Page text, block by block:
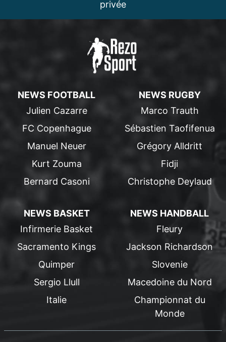
privée
NEWS FOOTBALL
Julien Cazarre
FC Copenhague
Manuel Neuer
Kurt Zouma
Bernard Casoni
NEWS RUGBY
Marco Trauth
Sébastien Taofifenua
Grégory Alldritt
Fidji
Christophe Deylaud
NEWS BASKET
Infirmerie Basket
Sacramento Kings
Quimper
Sergio Llull
Italie
NEWS HANDBALL
Fleury
Jackson Richardson
Slovenie
Macedoine du Nord
Championnat du
Monde